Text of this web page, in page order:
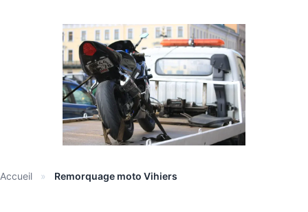
Accueil » Remorquage moto Vihiers